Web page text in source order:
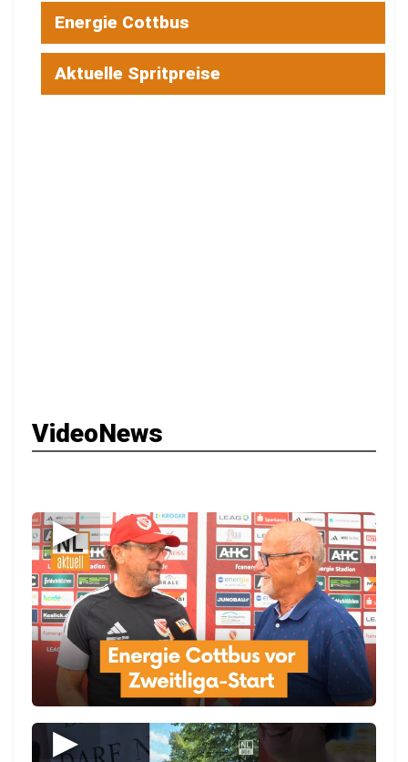
Energie Cottbus
Aktuelle Spritpreise
VideoNews
▶
▶